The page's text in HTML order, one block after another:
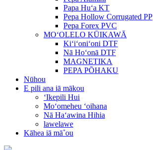
Papa Huʻa KT
Pepa Hollow Corrugated PP
Pepa Forex PVC
MOʻOLELO KŪIKAWĀ
Kiʻiʻoniʻoni DTF
Nā Hoʻonā DTF
MAGNETIKA
PEPA PŌHAKU
Nūhou
E pili ana iā mākou
ʻIkepili Hui
Moʻomeheu ʻoihana
Nā Haʻawina Hihia
lawelawe
Kāhea iā mā˚ou